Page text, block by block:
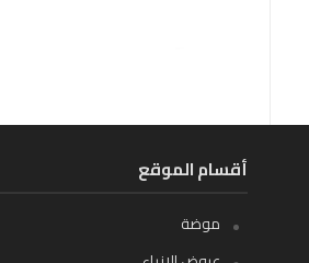
أقسام الموقع
موضة